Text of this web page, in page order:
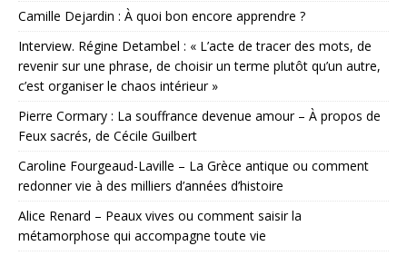
Camille Dejardin : À quoi bon encore apprendre ?
Interview. Régine Detambel : « L’acte de tracer des mots, de
revenir sur une phrase, de choisir un terme plutôt qu’un autre,
c’est organiser le chaos intérieur »
Pierre Cormary : La souffrance devenue amour – À propos de
Feux sacrés, de Cécile Guilbert
Caroline Fourgeaud-Laville – La Grèce antique ou comment
redonner vie à des milliers d’années d’histoire
Alice Renard – Peaux vives ou comment saisir la
métamorphose qui accompagne toute vie